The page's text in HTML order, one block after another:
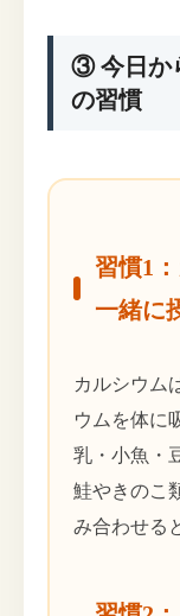
③ 今日か
の習慣
習慣1
一緒に
カルシウム
ウムを体に
乳・小魚・
鮭やきのこ
み合わせる